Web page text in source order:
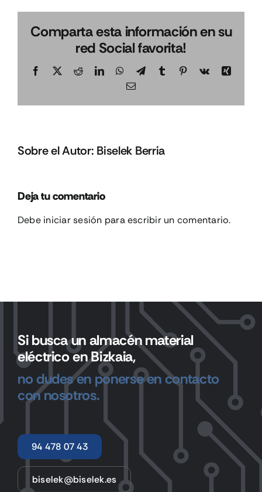
Comparta esta información en su
red Social favorita!
Facebook
X RedditLinkedInWhatsApp
TelegramTumblr Pinterest
Vk
Xing
Correo
Sobre el Autor: Biselek Berria
Deja tu comentario
Debe iniciar sesión para escribir un comentario.
Si busca un almacén material
eléctrico en Bizkaia,
no dudes en ponerse en contacto
con nosotros.
94 478 07 43
biselek@biselek.es